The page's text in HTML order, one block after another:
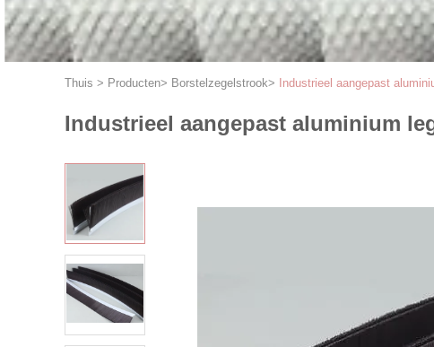
Thuis > Producten> Borstelzegelstrook> Industrieel aangepast
Industrieel aangepast aluminium